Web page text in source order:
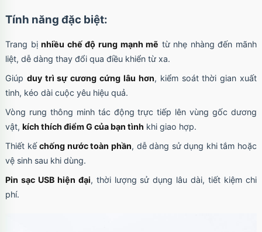
Tính năng đặc biệt:
Trang bịnhiều chế độ rung mạnh mẽ từ nhẹ nhàng đến mãnh
liệt, dễ dàng thay đổi qua điều khiển từ xa.
Giúp duy trì sự cương cứng lâu hơn, kiểm soát thời gian xuất
tinh, kéo dài cuộc yêu hiệu quả.
Vòng rung thông minh tác động trực tiếp lên vùng gốc dương
vật, kích thích điểm G của bạn tình khi giao hợp.
Thiết kếchống nước toàn phần, dễ dàng sử dụng khi tắm hoặc
vệ sinh sau khi dùng.
Pin sạc USB hiện đại, thời lượng sử dụng lâu dài, tiết kiệm chi
phí.